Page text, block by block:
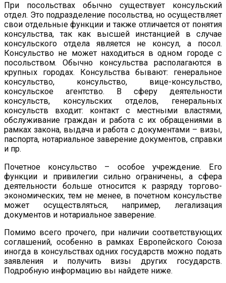
При посольствах обычно существует консульский
отдел. Это подразделение посольства, но осуществляет
свои отдельные функции и также отличается от понятия
консульства, так как высшей инстанцией в случае
консульского отдела является не консул, а посол.
Консульство не может находиться в одном городе с
посольством. Обычно консульства располагаются в
крупных городах. Консульства бывают: генеральное
консульство, консульство, вице-консульство,
консульское агентство. В сферу деятельности
консульств, консульских отделов, генеральных
консульств входит: контакт с местными властями,
обслуживание граждан и работа с их обращениями в
рамках закона, выдача и работа с документами – визы,
паспорта, нотариальное заверение документов, справки
и пр.
Почетное консульство – особое учреждение. Его
функции и привилегии сильно ограничены, а сфера
деятельности больше относится к разряду торгово-
экономических, тем не менее, в почетном консульстве
может осуществляться, например, легализация
документов и нотариальное заверение.
Помимо всего прочего, при наличии соответствующих
соглашений, особенно в рамках Европейского Союза
иногда в консульствах одних государств можно подать
заявления и получить визы других государств.
Подробную информацию вы найдете ниже.